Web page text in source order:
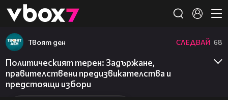
👾
Твоят ден СЛЕДВАЙ 68
Политическият терен: Задържане,
правителствени предизвикателства и
предстоящи избори